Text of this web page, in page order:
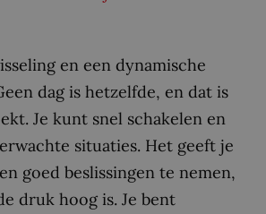
en een dynamische
dag is hetzelfde, en dat is
Je kunt snel schakelen en
situaties. Het geeft je
goed beslissingen te nemen,
druk hoog is. Je bent